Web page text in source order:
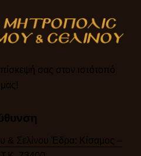
σας στον ιστότοπό
μας!​
& Σελίνου Έδρα: Κίσαμος –